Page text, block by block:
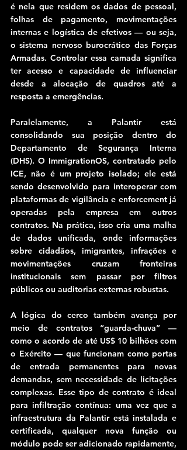
é nela que residem os dados de pessoal,
folhas de pagamento, movimentações
internas e logística de efetivos — ou seja,
o sistema nervoso burocrático das Forças
Armadas. Controlar essa camada significa
ter acesso e capacidade de influenciar
desde a alocação de quadros até a
resposta a emergências.
Paralelamente, a Palantir está
consolidando sua posição dentro do
Departamento de Segurança Interna
(DHS). O ImmigrationOS, contratado pelo
ICE, não é um projeto isolado; ele está
sendo desenvolvido para interoperar com
plataformas de vigilância e enforcement já
operadas pela empresa em outros
contratos. Na prática, isso cria uma malha
de dados unificada, onde informações
sobre cidadãos, imigrantes, infrações e
movimentações cruzam fronteiras
institucionais sem passar por filtros
públicos ou auditorias externas robustas.
A lógica do cerco também avança por
meio de contratos “guarda-chuva” —
como o acordo de até US$ 10 bilhões com
o Exército — que funcionam como portas
de entrada permanentes para novas
demandas, sem necessidade de licitações
complexas. Esse tipo de contrato é ideal
para infiltração contínua: uma vez que a
infraestrutura da Palantir está instalada e
certificada, qualquer nova função ou
módulo pode ser adicionado rapidamente,